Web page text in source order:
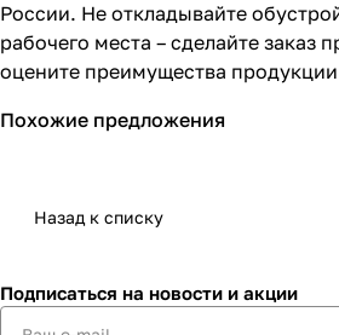
России. Не откладывайте
рабочего места – сделайте заказ
оцените преимущества
Похожие предложения
Назад к списку
Подписаться на новости и акции